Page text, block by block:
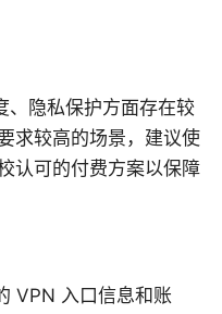
、隐私保护方面存在较
求较高的场景，建议使
认可的付费方案以保障
VPN 入口信息和账